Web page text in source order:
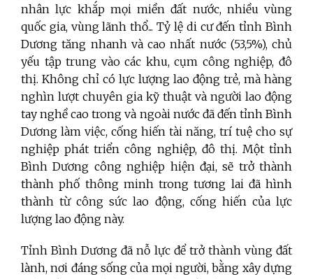
nhân lực khắp mọi miền đất nước, nhiều vùng
quốc gia, vùng lãnh thổ... Tỷ lệ di cư đến tỉnh Bình
Dương tăng nhanh và cao nhất nước (53,5%), chủ
yếu tập trung vào các khu, cụm công nghiệp, đô
thị. Không chỉ có lực lượng lao động trẻ, mà hàng
nghìn lượt chuyên gia kỹ thuật và người lao động
tay nghề cao trong và ngoài nước đã đến tỉnh Bình
Dương làm việc, cống hiến tài năng, trí tuệ cho sự
nghiệp phát triển công nghiệp, đô thị. Một tỉnh
Bình Dương công nghiệp hiện đại, sẽ trở thành
thành phố thông minh trong tương lai đã hình
thành từ công sức lao động, cống hiến của lực
lượng lao động này.
Tỉnh Bình Dương đã nỗ lực để trở thành vùng đất
lành, nơi đáng sống của mọi người, bằng xây dựng